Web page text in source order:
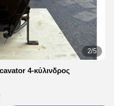
2/5
4-κύλινδρος